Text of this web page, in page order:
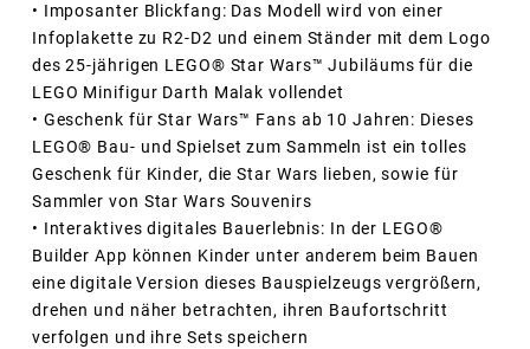
• Imposanter Blickfang: Das Modell wird von einer
Infoplakette zu R2-D2 und einem Ständer mit dem Logo
des 25-jährigen LEGO® Star Wars™ Jubiläums für die
LEGO Minifigur Darth Malak vollendet
• Geschenk für Star Wars™ Fans ab 10 Jahren: Dieses
LEGO® Bau- und Spielset zum Sammeln ist ein tolles
Geschenk für Kinder, die Star Wars lieben, sowie für
Sammler von Star Wars Souvenirs
• Interaktives digitales Bauerlebnis: In der LEGO®
Builder App können Kinder unter anderem beim Bauen
eine digitale Version dieses Bauspielzeugs vergrößern,
drehen und näher betrachten, ihren Baufortschritt
verfolgen und ihre Sets speichern